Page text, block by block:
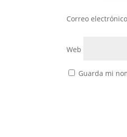
Correo
Web
Guarda mi